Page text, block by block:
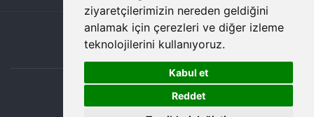
ziyaretçilerimizin nereden geldiğini
anlamak için çerezleri ve diğer izleme
teknolojilerini kullanıyoruz.
Kabul et
Reddet
bilgi@temiz.co
©2026 Temiz, Her Hakkı Saklıdır.